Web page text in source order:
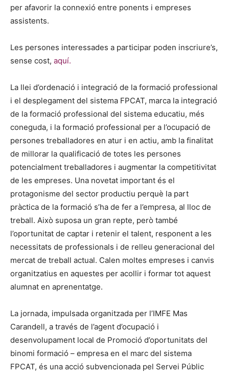
per afavorir la connexió entre ponents i empreses
assistents.
Les persones interessades a participar poden inscriure’s,
sense cost, aquí.
La llei d’ordenació i integració de la formació professional
i el desplegament del sistema FPCAT, marca la integració
de la formació professional del sistema educatiu, més
coneguda, i la formació professional per a l’ocupació de
persones treballadores en atur i en actiu, amb la finalitat
de millorar la qualificació de totes les persones
potencialment treballadores i augmentar la competitivitat
de les empreses. Una novetat important és el
protagonisme del sector productiu perquè la part
pràctica de la formació s’ha de fer a l’empresa, al lloc de
treball. Això suposa un gran repte, però també
l’oportunitat de captar i retenir el talent, responent a les
necessitats de professionals i de relleu generacional del
mercat de treball actual. Calen moltes empreses i canvis
organitzatius en aquestes per acollir i formar tot aquest
alumnat en aprenentatge.
La jornada, impulsada organitzada per l’IMFE Mas
Carandell, a través de l’agent d’ocupació i
desenvolupament local de Promoció d’oportunitats del
binomi formació – empresa en el marc del sistema
FPCAT, és una acció subvencionada pel Servei Públic